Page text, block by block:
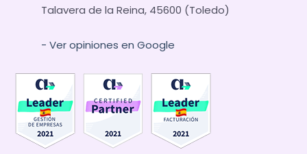
Talavera de la Reina, 45600 (Toledo)
- Ver opiniones en Google